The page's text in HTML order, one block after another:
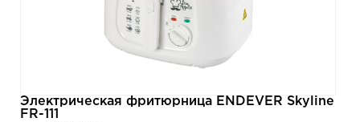
Электрическая фритюрница ENDEVER Skyline
FR-111